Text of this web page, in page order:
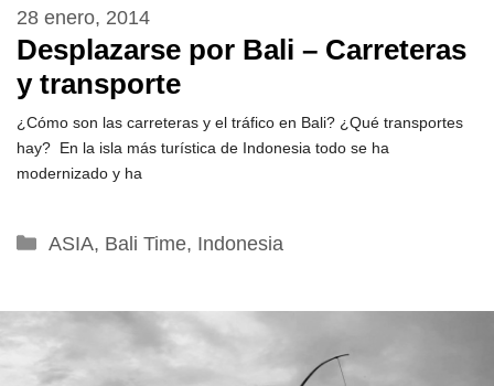
Desplazarse por Bali – Carreteras
y transporte
28 enero, 2014
¿Cómo son las carreteras y el tráfico en Bali? ¿Qué transportes
hay? En la isla más turística de Indonesia todo se ha
modernizado y ha
Categorías
ASIA, Bali Time, Indonesia